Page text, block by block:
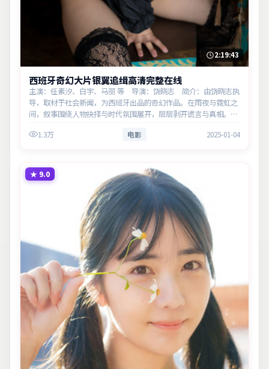
2:19:43
西班牙奇幻大片银翼追缉高清完整在线
主演：任素汐、白宇、马丽 等 导演：饶晓志 简介：由饶晓志执
导，取材于社会新闻，为西班牙出品的奇幻作品。在雨夜与霓虹之
间，叙事围绕人物抉择与时代氛围展开，层层剥开谎言与真相。主
1.3万 电影 2025-01-04
★ 9.0